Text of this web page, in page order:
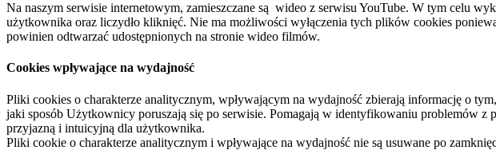
Na naszym serwisie internetowym, zamieszczane są wideo z serwisu YouTube. W tym celu
użytkownika oraz liczydło kliknięć. Nie ma możliwości wyłączenia tych plików cookies
powinien odtwarzać udostępnionych na stronie wideo filmów.
Cookies wpływające na wydajność
Pliki cookies o charakterze analitycznym, wpływającym na wydajność zbierają informację o
jaki sposób Użytkownicy poruszają się po serwisie. Pomagają w identyfikowaniu problemów
przyjazną i intuicyjną dla użytkownika.
Pliki cookie o charakterze analitycznym i wpływające na wydajność nie są usuwane po